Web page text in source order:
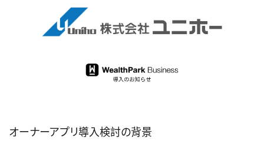
オーナーアプリ導入検討の背景